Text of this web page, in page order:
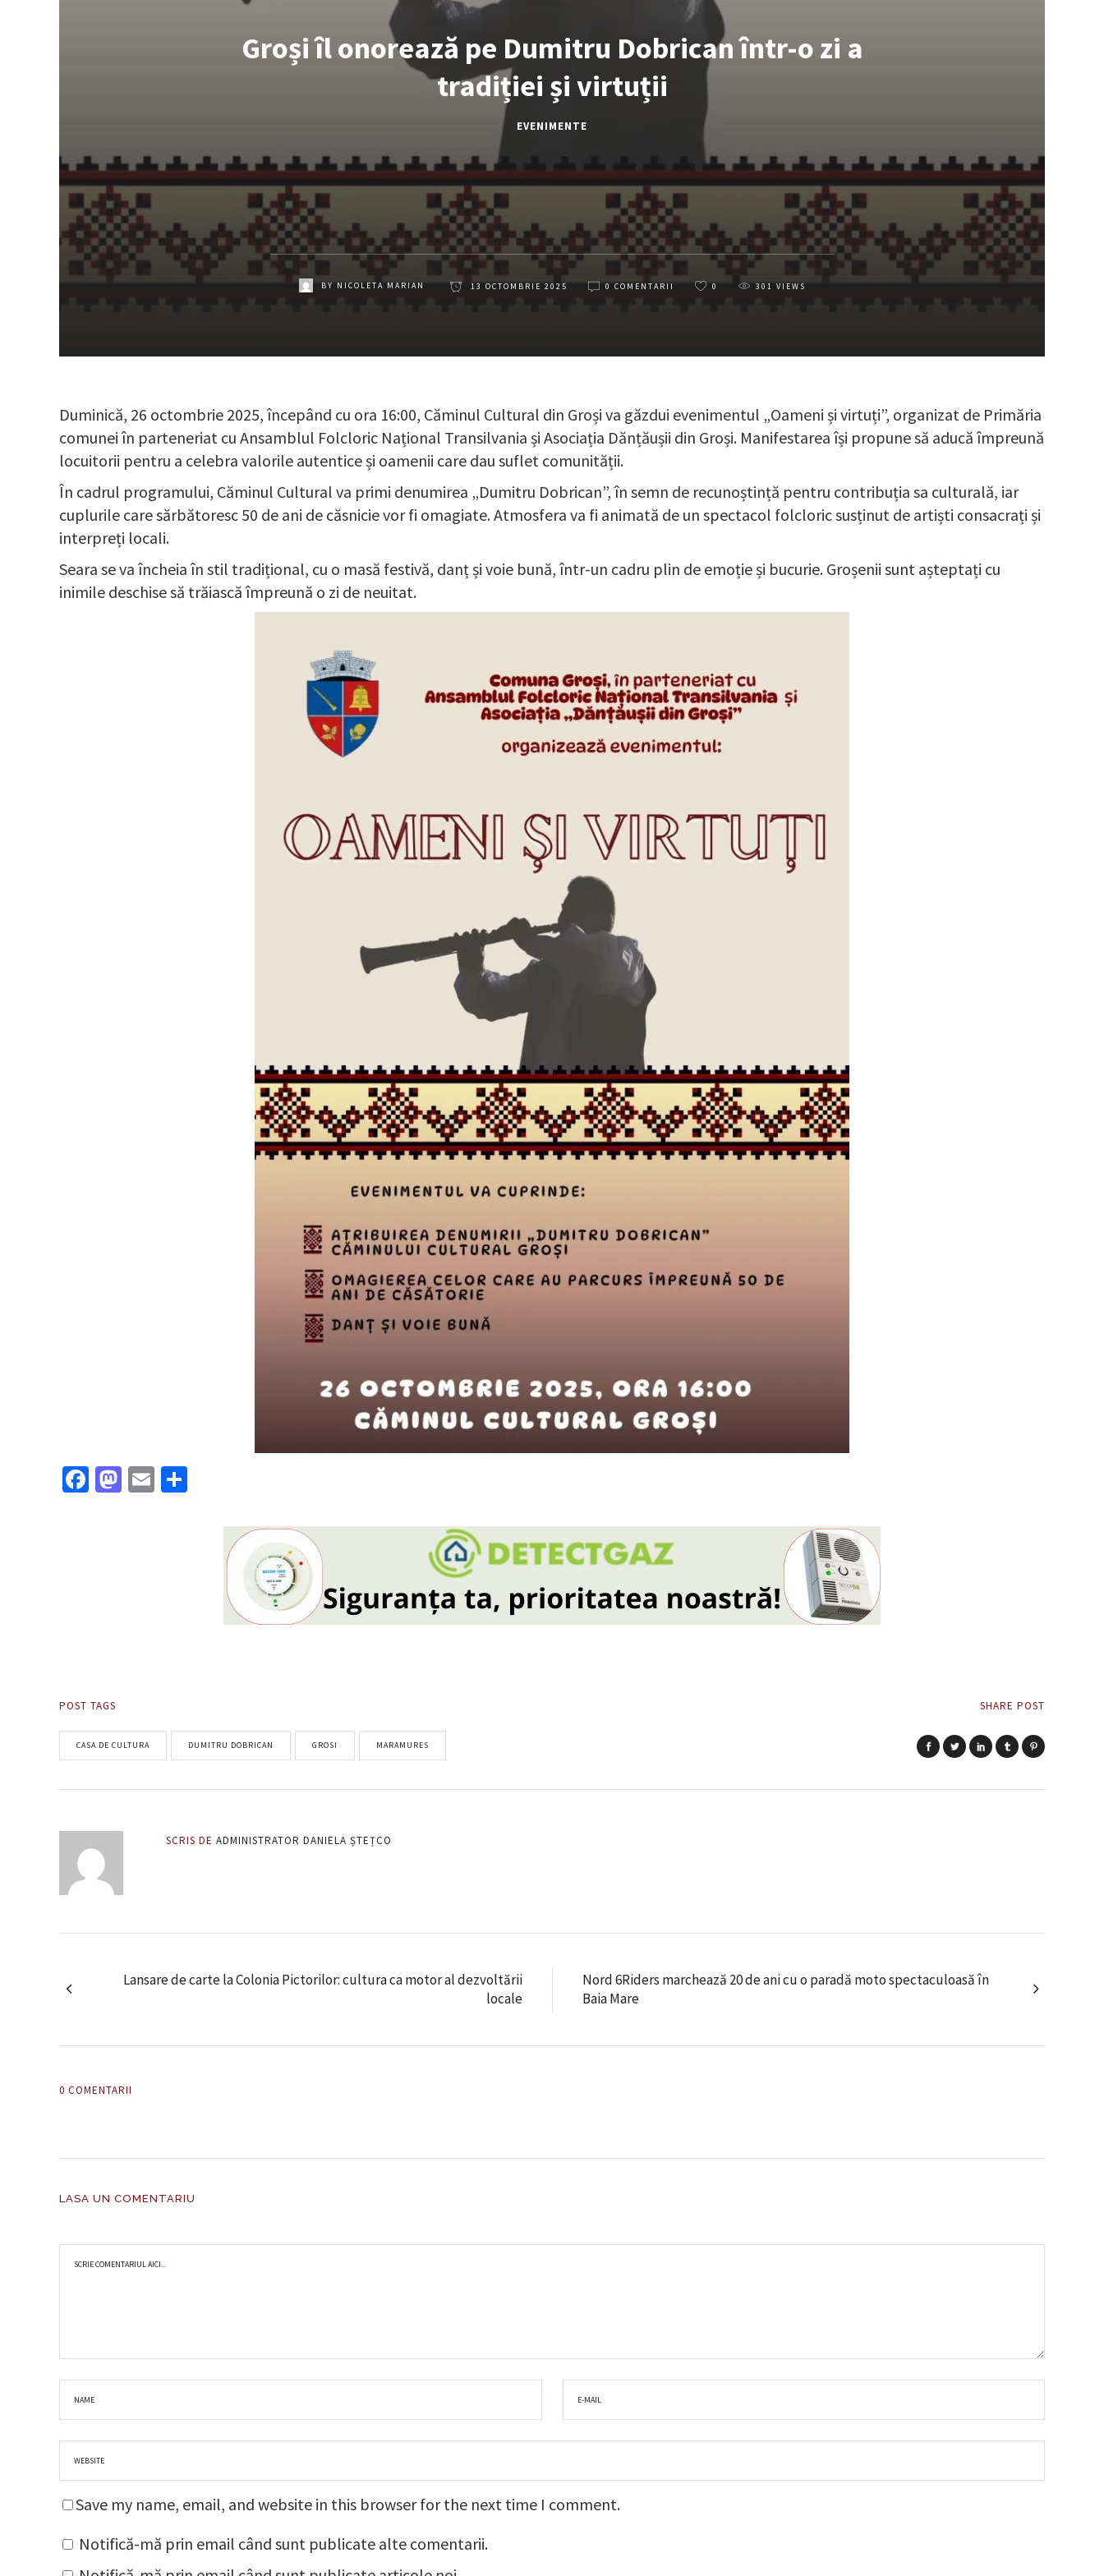
Groși îl onorează pe Dumitru Dobrican într-o zi a
tradiției și virtuții
EVENIMENTE
BY NICOLETA MARIAN 13 OCTOMBRIE 2025 0 COMENTARII 0 301 VIEWS
Duminică, 26 octombrie 2025, începând cu ora 16:00, Căminul Cultural din Groși va găzdui evenimentul „Oameni și virtuți”, organizat de Primăria
comunei în parteneriat cu Ansamblul Folcloric Național Transilvania și Asociația Dănțăușii din Groși. Manifestarea își propune să aducă împreună
locuitorii pentru a celebra valorile autentice și oamenii care dau suflet comunității.
În cadrul programului, Căminul Cultural va primi denumirea „Dumitru Dobrican”, în semn de recunoștință pentru contribuția sa culturală, iar
cuplurile care sărbătoresc 50 de ani de căsnicie vor fi omagiate. Atmosfera va fi animată de un spectacol folcloric susținut de artiști consacrați și
interpreți locali.
Seara se va încheia în stil tradițional, cu o masă festivă, danț și voie bună, într-un cadru plin de emoție și bucurie. Groșenii sunt așteptați cu
inimile deschise să trăiască împreună o zi de neuitat.
Facebook
Mastodon
Email
POST TAGS
CASA DE CULTURA DUMITRU DOBRICAN GROSI MARAMURES
SHARE POST
SCRIS DE ADMINISTRATOR DANIELA ȘTEȚCO
Lansare de carte la Colonia Pictorilor: cultura ca motor al dezvoltării
locale
Nord 6Riders marchează 20 de ani cu o paradă moto spectaculoasă în
Baia Mare
0 COMENTARII
LASA UN COMENTARIU
Save my name, email, and website in this browser for the next time I comment.
Notifică-mă prin email când sunt publicate alte comentarii.